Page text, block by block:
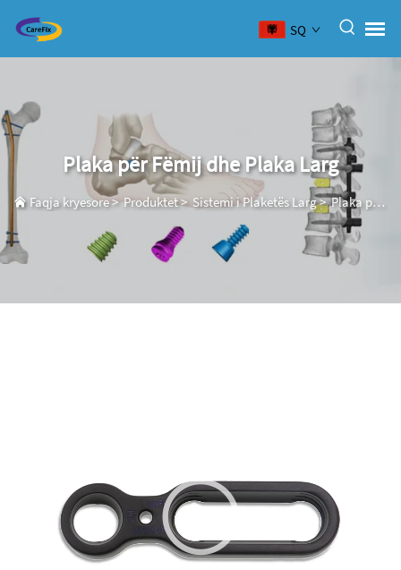
SQ
Plaka për Fëmij dhe Plaka Larg
Faqja kryesore>Produktet> Sistemi i Plaketës Larg>Plaka për Fëmij dhe Plaka Larg